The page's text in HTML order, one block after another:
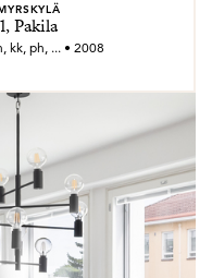
Pakila
kk, ph, ... • 2008